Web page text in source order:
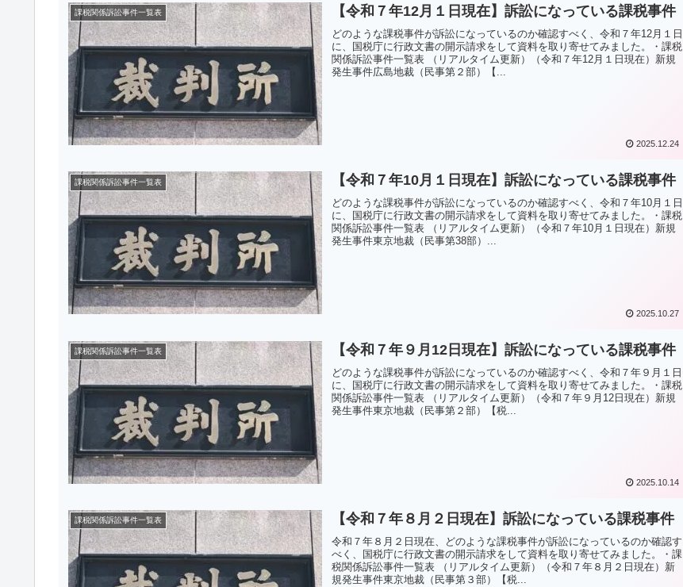
課税関係訴訟事件一覧表 【令和７年12月１日現在】訴訟になっている課税事件
どのような課税事件が訴訟になっているのか確認すべく、令和７年12月１日
に、国税庁に行政文書の開示請求をして資料を取り寄せてみました。・課税
関係訴訟事件一覧表 （リアルタイム更新）（令和７年12月１日現在）新規
発生事件広島地裁（民事第２部）【...
2025.12.24
課税関係訴訟事件一覧表 【令和７年10月１日現在】訴訟になっている課税事件
どのような課税事件が訴訟になっているのか確認すべく、令和７年10月１日
に、国税庁に行政文書の開示請求をして資料を取り寄せてみました。・課税
関係訴訟事件一覧表 （リアルタイム更新）（令和７年10月１日現在）新規
発生事件東京地裁（民事第38部）...
2025.10.27
課税関係訴訟事件一覧表 【令和７年９月12日現在】訴訟になっている課税事件
どのような課税事件が訴訟になっているのか確認すべく、令和７年９月１日
に、国税庁に行政文書の開示請求をして資料を取り寄せてみました。・課税
関係訴訟事件一覧表 （リアルタイム更新）（令和７年９月12日現在）新規
発生事件東京地裁（民事第２部）【税...
2025.10.14
課税関係訴訟事件一覧表 【令和７年８月２日現在】訴訟になっている課税事件
令和７年８月２日現在、どのような課税事件が訴訟になっているのか確認す
べく、国税庁に行政文書の開示請求をして資料を取り寄せてみました。・課
税関係訴訟事件一覧表 （リアルタイム更新）（令和７年８月２日現在）新
規発生事件東京地裁（民事第３部）【税...